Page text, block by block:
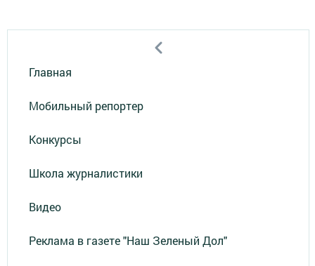
Главная
Мобильный репортер
Конкурсы
Школа журналистики
Видео
Реклама в газете "Наш Зеленый Дол"